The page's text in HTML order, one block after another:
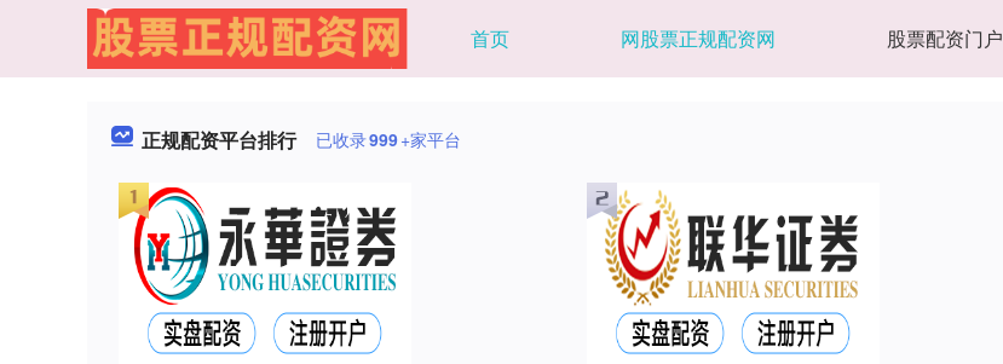
首页 网股票正规配资网 股票配资门户
正规配资平台排行 已收录999+家平台